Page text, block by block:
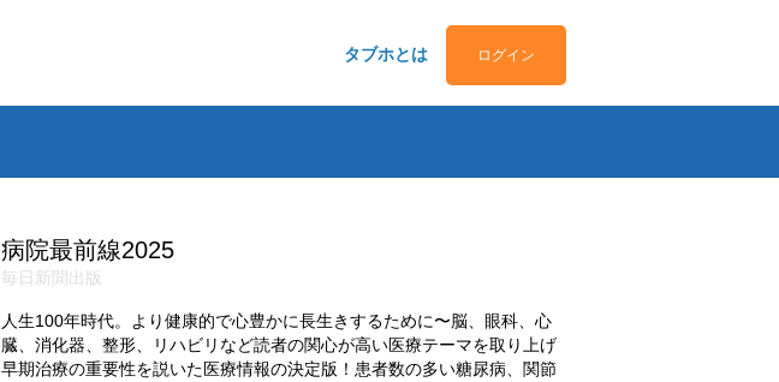
タブホとは ログイン
病院最前線2025
毎日新聞出版
人生100年時代。より健康的で心豊かに長生きするために〜脳、眼科、心
臓、消化器、整形、リハビリなど読者の関心が高い医療テーマを取り上げ
早期治療の重要性を説いた医療情報の決定版！患者数の多い糖尿病、関節